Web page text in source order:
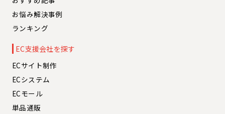
お悩み解決事例
ランキング
EC支援会社を探す
ECサイト制作
ECシステム
ECモール
単品通販